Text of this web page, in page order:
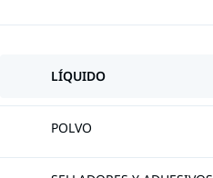
LÍQUIDO
POLVO